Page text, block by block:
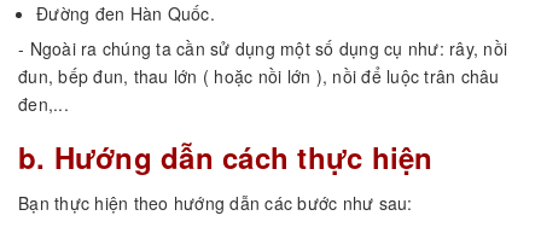
Đường đen Hàn Quốc.
- Ngoài ra chúng ta cần sử dụng một số dụng cụ như: rây, nồi
đun, bếp đun, thau lớn ( hoặc nồi lớn ), nồi để luộc trân châu
đen,...
b. Hướng dẫn cách thực hiện
Bạn thực hiện theo hướng dẫn các bước như sau: